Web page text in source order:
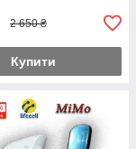
2 650 ₴
Купити